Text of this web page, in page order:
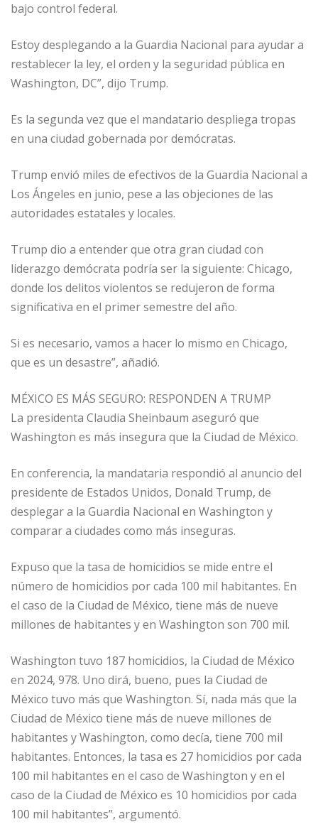
bajo control federal.
Estoy desplegando a la Guardia Nacional para ayudar a
restablecer la ley, el orden y la seguridad pública en
Washington, DC”, dijo Trump.
Es la segunda vez que el mandatario despliega tropas
en una ciudad gobernada por demócratas.
Trump envió miles de efectivos de la Guardia Nacional a
Los Ángeles en junio, pese a las objeciones de las
autoridades estatales y locales.
Trump dio a entender que otra gran ciudad con
liderazgo demócrata podría ser la siguiente: Chicago,
donde los delitos violentos se redujeron de forma
significativa en el primer semestre del año.
Si es necesario, vamos a hacer lo mismo en Chicago,
que es un desastre”, añadió.
MÉXICO ES MÁS SEGURO: RESPONDEN A TRUMP
La presidenta Claudia Sheinbaum aseguró que
Washington es más insegura que la Ciudad de México.
En conferencia, la mandataria respondió al anuncio del
presidente de Estados Unidos, Donald Trump, de
desplegar a la Guardia Nacional en Washington y
comparar a ciudades como más inseguras.
Expuso que la tasa de homicidios se mide entre el
número de homicidios por cada 100 mil habitantes. En
el caso de la Ciudad de México, tiene más de nueve
millones de habitantes y en Washington son 700 mil.
Washington tuvo 187 homicidios, la Ciudad de México
en 2024, 978. Uno dirá, bueno, pues la Ciudad de
México tuvo más que Washington. Sí, nada más que la
Ciudad de México tiene más de nueve millones de
habitantes y Washington, como decía, tiene 700 mil
habitantes. Entonces, la tasa es 27 homicidios por cada
100 mil habitantes en el caso de Washington y en el
caso de la Ciudad de México es 10 homicidios por cada
100 mil habitantes”, argumentó.